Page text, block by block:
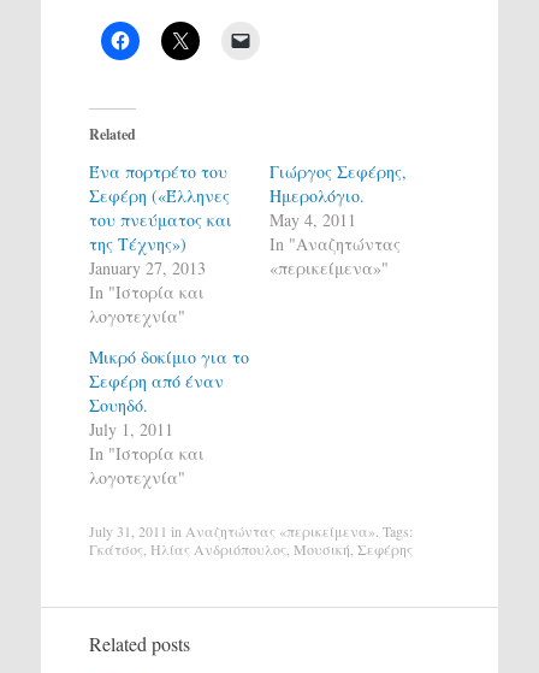
Related
Ένα πορτρέτο του
Σεφέρη («Έλληνες
του πνεύματος και
της Τέχνης»)
January 27, 2013
In "Ιστορία και
λογοτεχνία"
Γιώργος Σεφέρης,
Ημερολόγιο.
May 4, 2011
In "Αναζητώντας
«περικείμενα»"
Μικρό δοκίμιο για το
Σεφέρη από έναν
Σουηδό.
July 1, 2011
In "Ιστορία και
λογοτεχνία"
July 31, 2011 in Αναζητώντας «περικείμενα» . Tags:
Γκάτσος, Ηλίας Ανδριόπουλος, Μουσική Σεφέρης
Related posts